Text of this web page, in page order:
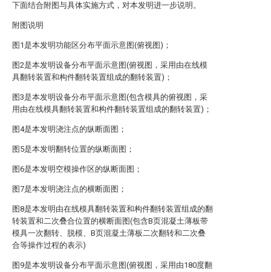
下面结合附图与具体实施方式，对本发明进一步说明。
附图说明
图1是本发明功能区分布平面示意图(俯视图)；
图2是本发明设备分布平面示意图(俯视图，采用由在线模
具翻转装置和构件翻转装置组成的翻转装置)；
图3是本发明设备分布平面示意图(包含模具的俯视图，采
用由在线模具翻转装置和构件翻转装置组成的翻转装置)；
图4是本发明浇注点的纵断面图；
图5是本发明翻转位置的纵断面图；
图6是本发明空模操作区的纵断面图；
图7是本发明浇注点的横断面图；
图8是本发明由在线模具翻转装置和构件翻转装置组成的翻
转装置和二次叠合位置的横断面图(包含B页混凝土薄板带
模具一次翻转、脱模、B页混凝土薄板二次翻转和二次叠
合等操作过程的表示)
图9是本发明设备分布平面示意图(俯视图，采用由180度翻